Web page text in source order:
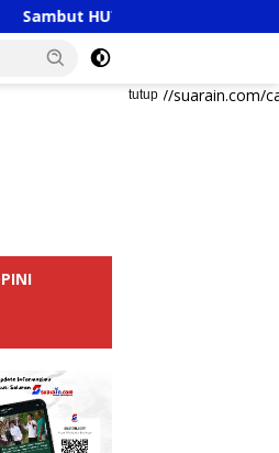
81, Ricky Anthony Buka
tutup
https://suarain.com/